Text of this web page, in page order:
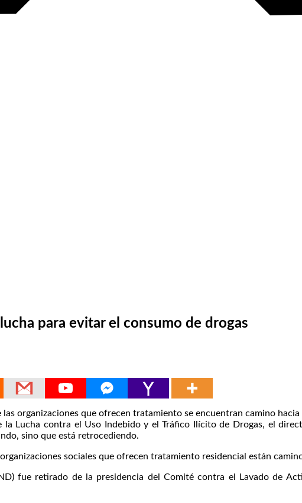
para evitar el consumo de drogas
organizaciones que ofrecen tratamiento se encuentran camino
Lucha contra el Uso Indebido y el Tráfico Ilícito de Drogas, el
sino que está retrocediendo.
sociales que ofrecen tratamiento residencial están
fue retirado de la presidencia del Comité contra el Lavado de